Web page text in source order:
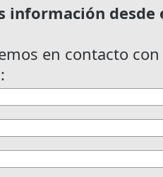
información
en contacto